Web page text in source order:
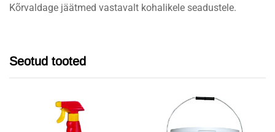
Kõrvaldage jäätmed vastavalt kohalikele seadustele.
Seotud tooted